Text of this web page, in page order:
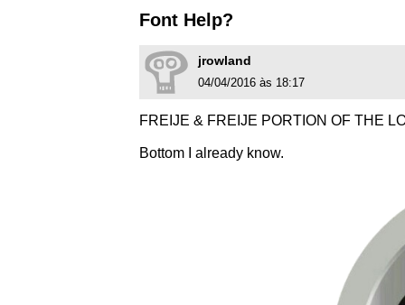
Font Help?
jrowland
04/04/2016 às 18:17
FREIJE & FREIJE PORTION OF THE
Bottom I already know.